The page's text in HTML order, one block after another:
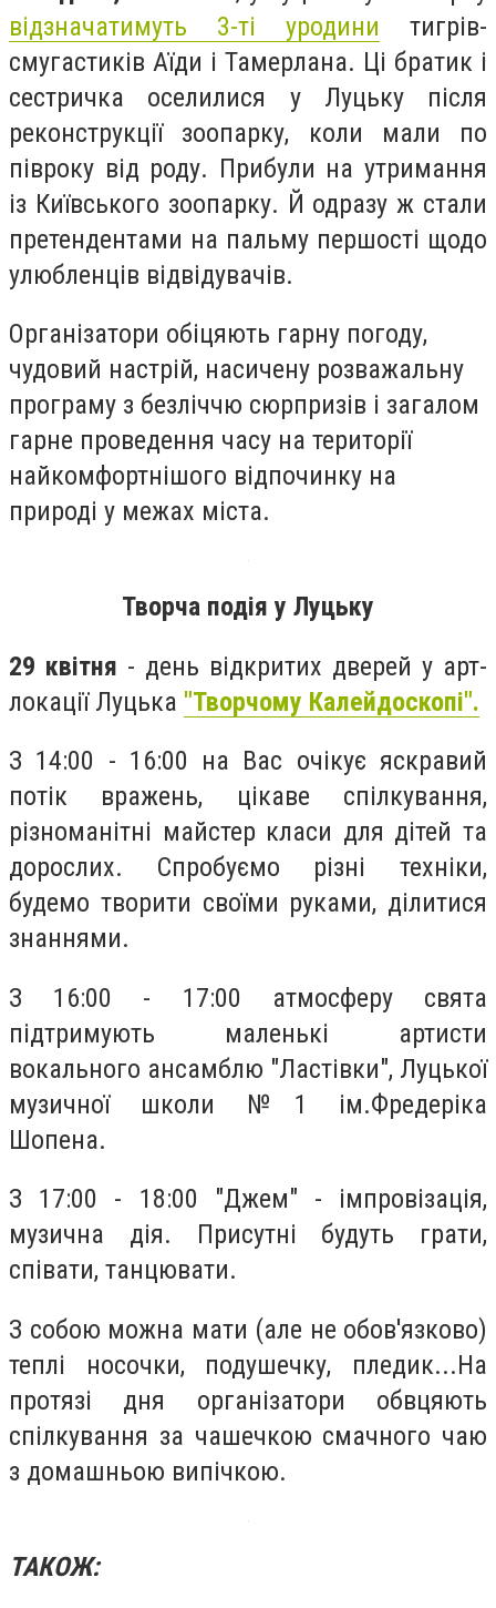
відзначатимуть 3-ті уродини тигрів-
смугастиків Аїди і Тамерлана. Ці братик і
сестричка оселилися у Луцьку після
реконструкції зоопарку, коли мали по
півроку від роду. Прибули на утримання
із Київського зоопарку. Й одразу ж стали
претендентами на пальму першості щодо
улюбленців відвідувачів.
Організатори обіцяють гарну погоду,
чудовий настрій, насичену розважальну
програму з безліччю сюрпризів і загалом
гарне проведення часу на території
найкомфортнішого відпочинку на
природі у межах міста.
Творча подія у Луцьку
29 квітня - день відкритих дверей у арт-
локації Луцька "Творчому Калейдоскопі".
З 14:00 - 16:00 на Вас очікує яскравий
потік вражень, цікаве спілкування,
різноманітні майстер класи для дітей та
дорослих. Спробуємо різні техніки,
будемо творити своїми руками, ділитися
знаннями.
З 16:00 - 17:00 атмосферу свята
підтримують маленькі артисти
вокального ансамблю "Ластівки", Луцької
музичної школи №1 ім.Фредеріка
Шопена.
З 17:00 - 18:00 "Джем" - імпровізація,
музична дія. Присутні будуть грати,
співати, танцювати.
З собою можна мати (але не обов'язково)
теплі носочки, подушечку, пледик...На
протязі дня організатори обвцяють
спілкування за чашечкою смачного чаю
з домашньою випічкою.
ТАКОЖ: